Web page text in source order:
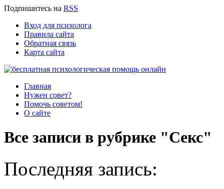
Подпишитесь на RSS
Вход для психолога
Правила сайта
Обратная связь
Карта сайта
Главная
Нужен совет?
Помочь советом!
О сайте
Все записи в рубрике "Секс"
Последняя запись: